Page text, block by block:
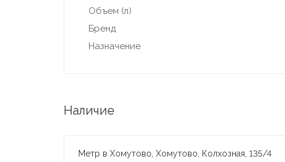
Объем (л)
Бренд
Назначение
Наличие
Метр в Хомутово, Хомутово, Колхозная, 135/4